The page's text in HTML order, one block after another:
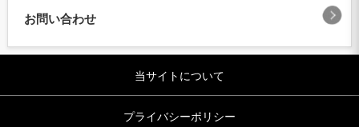
お問い合わせ
当サイトについて
プライバシーポリシー